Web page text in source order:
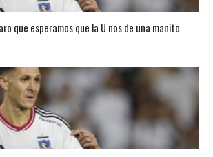
que esperamos que la U nos de una manito